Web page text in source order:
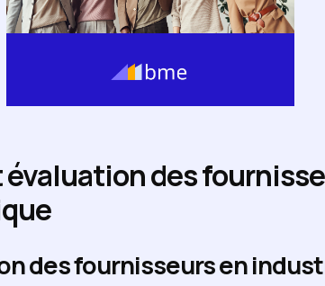
des
des fournisseurs en